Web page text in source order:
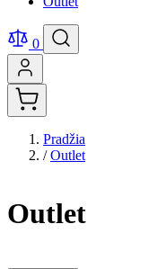
0
Pradžia
/ Outlet
Outlet